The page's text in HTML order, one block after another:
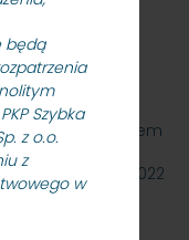
będą
Szybka
z o.o.
z
w
wstawek
B-380, znak
Sp. z o.o.
przedmiotem
odbiorcy…
26 października 2022